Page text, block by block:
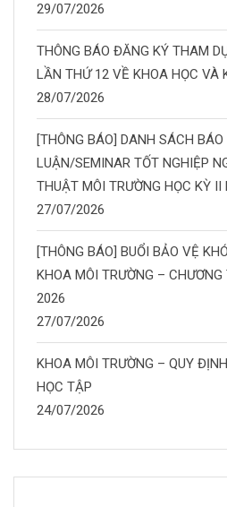
29/07/2026
THÔNG BÁO ĐĂNG KÝ THAM
LẦN THỨ 12 VỀ KHOA HỌC VÀ
28/07/2026
[THÔNG BÁO] DANH SÁCH
LUẬN/SEMINAR TỐT NGHIỆP
THUẬT MÔI TRƯỜNG HỌC KỲ
27/07/2026
[THÔNG BÁO] BUỔI BẢO VỆ
KHOA MÔI TRƯỜNG –
2026
27/07/2026
KHOA MÔI TRƯỜNG – QUY
HỌC TẬP
24/07/2026